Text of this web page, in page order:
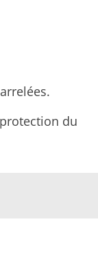
du